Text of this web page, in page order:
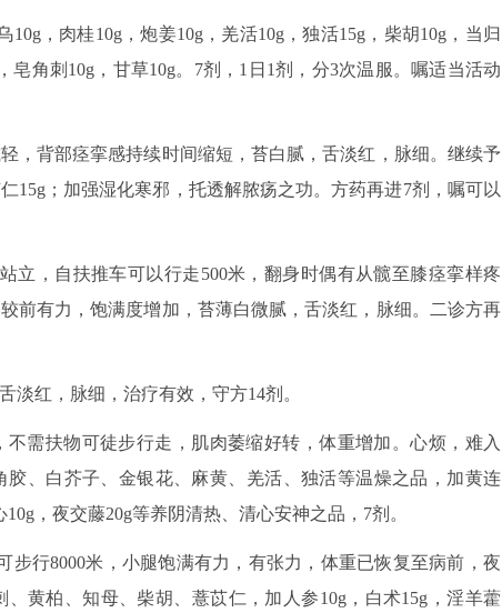
，肉桂10g，炮姜10g，羌活10g，独活15g，柴胡10g，当归
皂角刺10g，甘草10g。7剂，1日1剂，分3次温服。嘱适当活动
，背部痉挛感持续时间缩短，苔白腻，舌淡红，脉细。继续予
15g；加强湿化寒邪，托透解脓疡之功。方药再进7剂，嘱可以
立，自扶推车可以行走500米，翻身时偶有从髋至膝痉挛样疼
前有力，饱满度增加，苔薄白微腻，舌淡红，脉细。二诊方再
淡红，脉细，治疗有效，守方14剂。
需扶物可徒步行走，肌肉萎缩好转，体重增加。心烦，难入
、白芥子、金银花、麻黄、羌活、独活等温燥之品，加黄连
，夜交藤20g等养阴清热、清心安神之品，7剂。
步行8000米，小腿饱满有力，有张力，体重已恢复至病前，夜
黄柏、知母、柴胡、薏苡仁，加人参10g，白术15g，淫羊藿